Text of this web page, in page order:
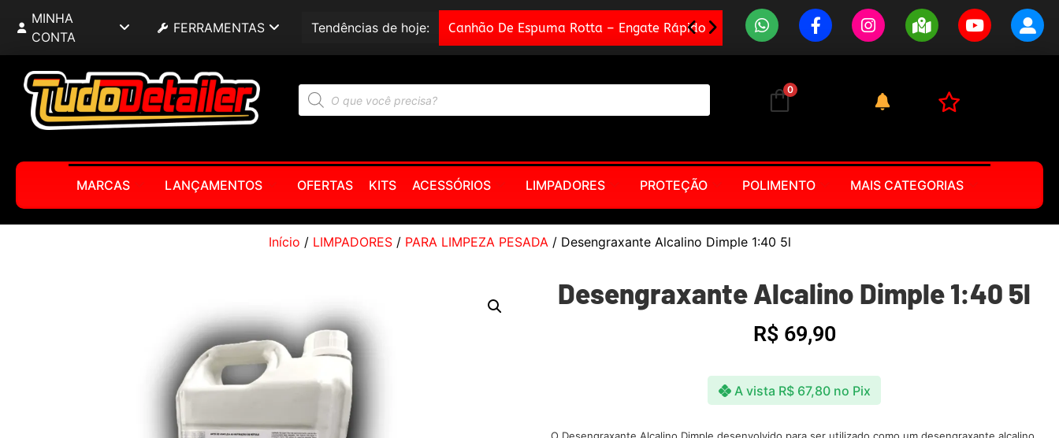
MINHA
CONTA
FERRAMENTAS Tendências de hoje: Canhão De Espuma Rotta – Engate Rápido
0
MARCAS LANÇAMENTOS OFERTAS KITS ACESSÓRIOS LIMPADORES PROTEÇÃO POLIMENTO MAIS CATEGORIAS
Início / LIMPADORES/ PARA LIMPEZA PESADA / Desengraxante Alcalino Dimple 1:40 5l
Desengraxante Alcalino Dimple 1:40 5l
R$ 69,90
A vista R$67,80 no Pix